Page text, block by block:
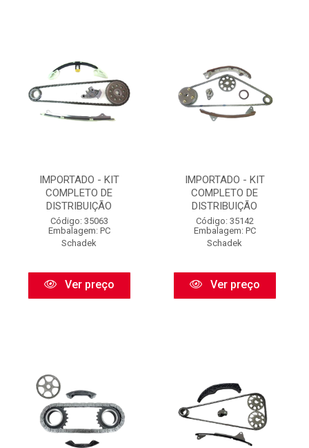
IMPORTADO - KIT
COMPLETO DE
DISTRIBUIÇÃO
Código: 35063
Embalagem: PC
Schadek
Ver preço
IMPORTADO - KIT
COMPLETO DE
DISTRIBUIÇÃO
Código: 35142
Embalagem: PC
Schadek
Ver preço